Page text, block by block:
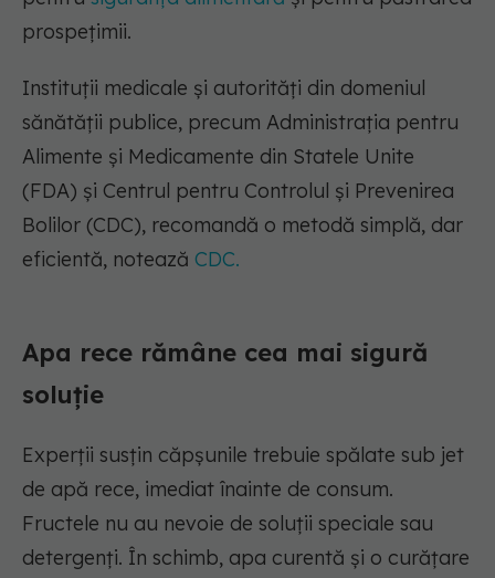
prospețimii.
Instituții medicale și autorități din domeniul
sănătății publice, precum Administrația pentru
Alimente și Medicamente din Statele Unite
(FDA) și Centrul pentru Controlul și Prevenirea
Bolilor (CDC), recomandă o metodă simplă, dar
eficientă, notează CDC.
Apa rece rămâne cea mai sigură
soluție
Experții susțin căpșunile trebuie spălate sub jet
de apă rece, imediat înainte de consum.
Fructele nu au nevoie de soluții speciale sau
detergenți. În schimb, apa curentă și o curățare